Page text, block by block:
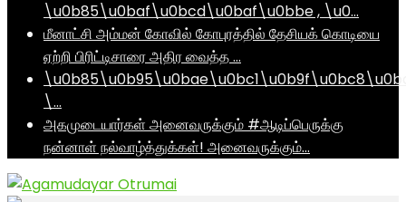
\u0b85\u0baf\u0bcd\u0baf\u0bbe , \u0…
மீனாட்சி அம்மன் கோவில் கோபுரத்தில் தேசியக் கொடியை
ஏற்றி பிரிட்டிசாரை அதிர வைத்த …
\…
அகமுடையார்கள் அனைவருக்கும் #ஆடிப்பெருக்கு
நன்னாள் நல்வாழ்த்துக்கள்! அனைவருக்கும்…